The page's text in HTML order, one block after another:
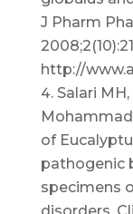
J Pharm
http://
Salari
of
pathogenic
specimens